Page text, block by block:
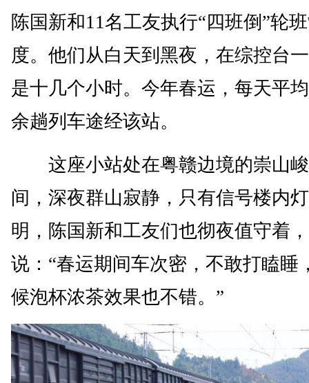
陈国新和11名工友执行“四班倒”轮
度。他们从白天到黑夜，在综控台
是十几个小时。今年春运，每天平
余趟列车途经该站。
这座小站处在粤赣边境的崇山
间，深夜群山寂静，只有信号楼内
明，陈国新和工友们也彻夜值守着
说：“春运期间车次密，不敢打瞌睡
候泡杯浓茶效果也不错。”